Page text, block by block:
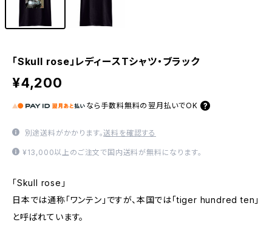
「Skull rose」レディースTシャツ・ブラック
¥4,200
なら 手数料無料の 翌月払いでOK
別途送料がかかります。送料を確認する
¥13,000以上のご注文で国内送料が無料になります。
「Skull rose」
日本では通称「ワンテン」ですが、本国では「tiger hundred ten」
と呼ばれています。